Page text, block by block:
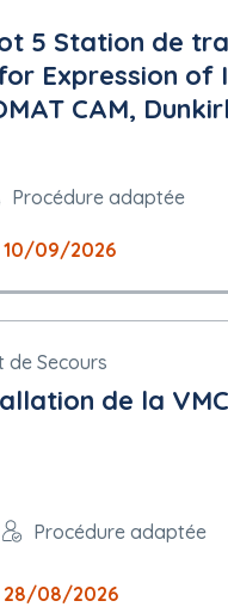
5 Station de
Expression
CAM,
Procédure adaptée
10/09/2026
de Secours
de la
Procédure adaptée
28/08/2026